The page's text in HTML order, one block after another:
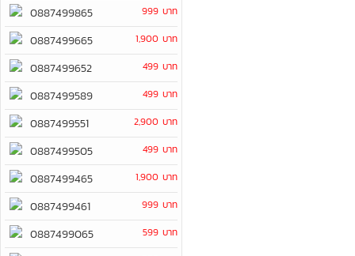
0887499865 999 บาท
0887499665 1,900 บาท
0887499652 499 บาท
0887499589 499 บาท
0887499551 2,900 บาท
0887499505 499 บาท
0887499465 1,900 บาท
0887499461 999 บาท
0887499065 599 บาท